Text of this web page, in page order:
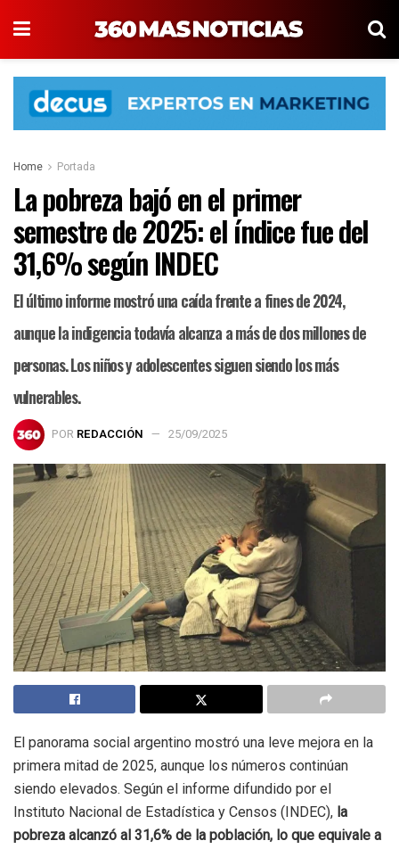
Home Portada
La pobreza bajó en el primer
semestre de 2025: el índice fue del
31,6% según INDEC
El último informe mostró una caída frente a fines de 2024,
aunque la indigencia todavía alcanza a más de dos millones de
personas. Los niños y adolescentes siguen siendo los más
vulnerables.
POR REDACCIÓN 25/09/2025
El panorama social argentino mostró una leve mejora en la
primera mitad de 2025, aunque los números continúan
siendo elevados. Según el informe difundido por el
Instituto Nacional de Estadística y Censos (INDEC), la
pobreza alcanzó al 31,6% de la población, lo que equivale a